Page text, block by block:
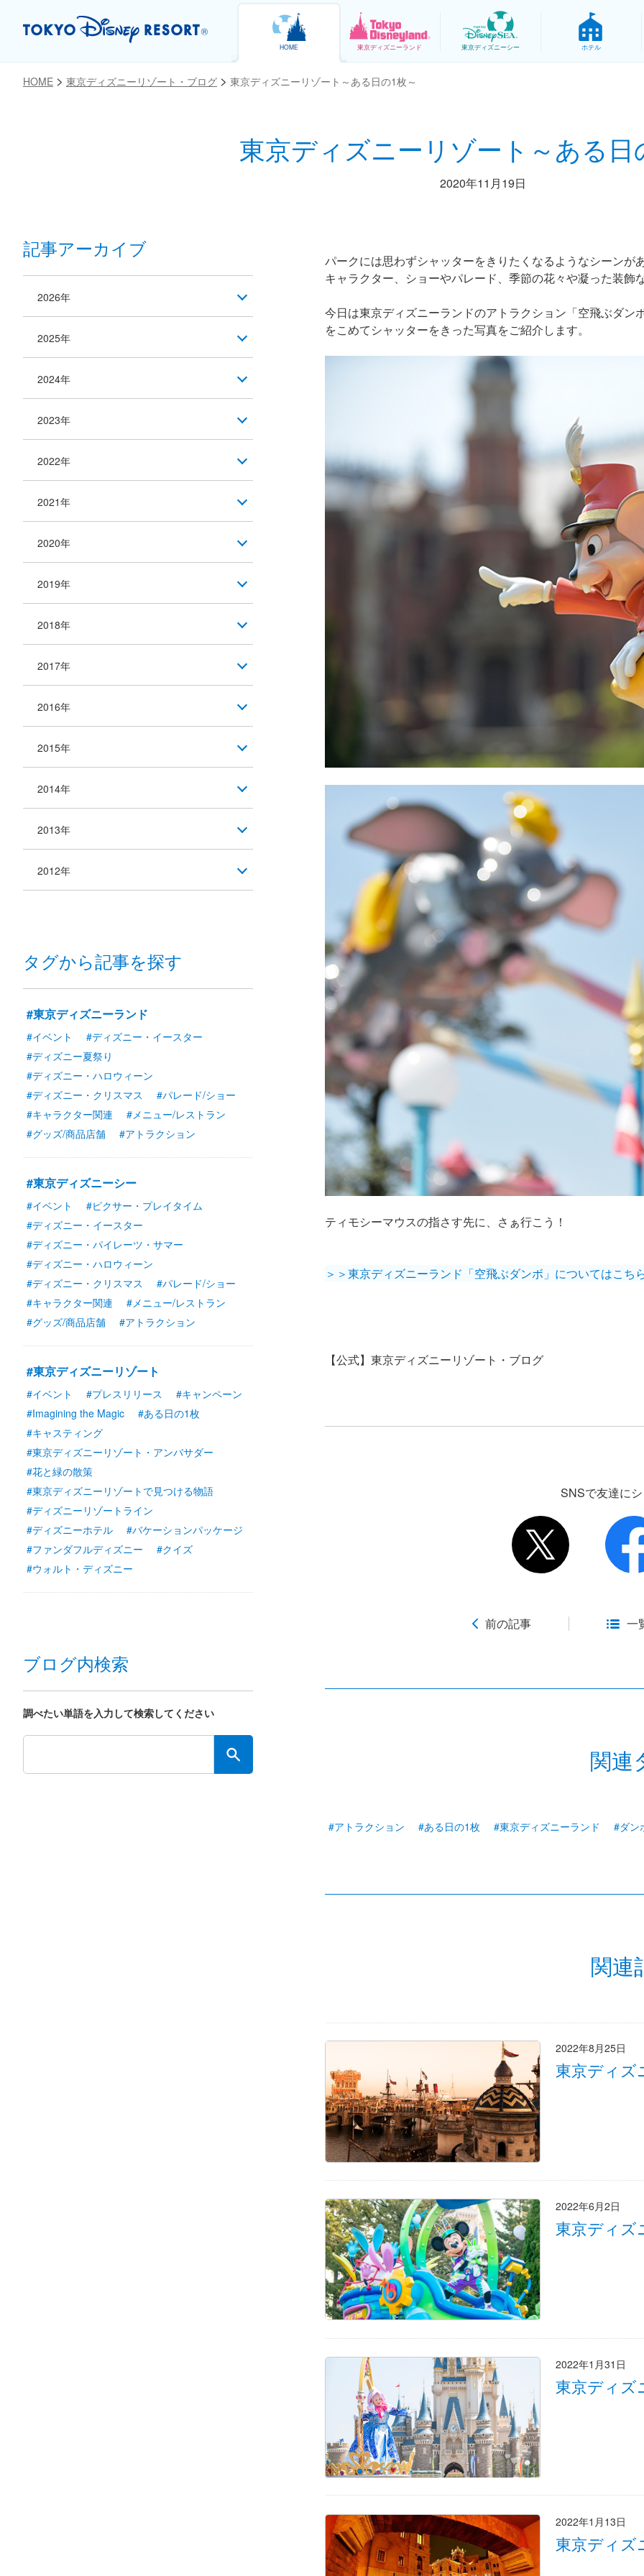
HOME 東京ディズニーランド 東京ディズニーシー ホテル
HOME 東京ディズニーリゾート・ブログ 東京ディズニーリゾート～ある日の1枚～
東京ディズニーリゾート～ある日
お気に入り
2020年11月19日
パークには思わずシャッターをきりたくなるようなシーンが
キャラクター、ショーやパレード、季節の花々や凝った装
今日は東京ディズニーランドのアトラクション「空飛ぶダ
をこめてシャッターをきった写真をご紹介します。
ティモシーマウスの指さす先に、さぁ行こう！
＞＞東京ディズニーランド「空飛ぶダンボ」についてはこち
【公式】東京ディズニーリゾート・ブログ
SNSで友達に
前の記事 一
関連
#アトラクション #ある日の1枚 #東京ディズニーランド #ダン
関連
2022年8月25日
東京ディズ
2022年6月2日
東京ディズ
2022年1月31日
東京ディズ
2022年1月13日
東京ディズ
記事アーカイブ
2026年
2025年
2024年
2023年
2022年
2021年
2020年
2019年
2018年
2017年
2016年
2015年
2014年
2013年
2012年
タグから記事を探す
#東京ディズニーランド
#イベント
#ディズニー・イースター
#ディズニー夏祭り
#ディズニー・ハロウィーン
#ディズニー・クリスマス
#パレード/ショー
#キャラクター関連
#メニュー/レストラン
#グッズ/商品店舗
#アトラクション
#東京ディズニーシー
#イベント
#ピクサー・プレイタイム
#ディズニー・イースター
#ディズニー・パイレーツ・サマー
#ディズニー・ハロウィーン
#ディズニー・クリスマス
#パレード/ショー
#キャラクター関連
#メニュー/レストラン
#グッズ/商品店舗
#アトラクション
#東京ディズニーリゾート
#イベント #プレスリリース
#キャンペーン
#Imagining the Magic
#ある日の1枚
#キャスティング
#東京ディズニーリゾート・アンバサダー
#花と緑の散策
#東京ディズニーリゾートで見つける物語
#ディズニーリゾートライン
#ディズニーホテル
#バケーションパッケージ
#ファンダフルディズニー
#クイズ
#ウォルト・ディズニー
ブログ内検索
調べたい単語を入力して検索してください